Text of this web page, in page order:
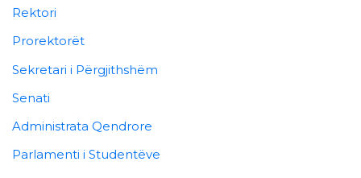
Rektori
Prorektorët
Sekretari i Përgjithshëm
Senati
Administrata Qendrore
Parlamenti i Studentëve